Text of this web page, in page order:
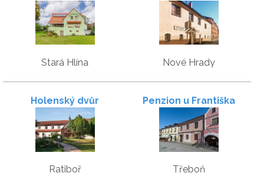
Stará Hlína Nové Hrady
Holenský dvůr
Ratiboř
Penzion u Františka
Třeboň